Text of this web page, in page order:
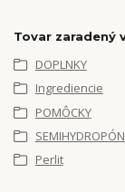
Tovar zaradený
DOPLNKY
Ingrediencie
POMÔCKY
Perlit